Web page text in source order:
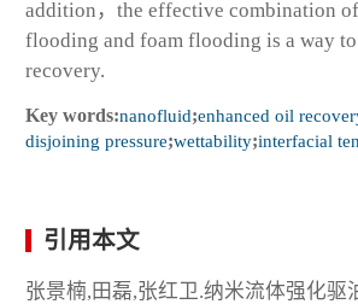
addition，the effective combination
flooding and foam flooding is a way
recovery.
Key words:nanofluid;enhanced oil
disjoining pressure;wettability;interfacial
引用本文
张景楠,田磊,张红卫.纳米流体强化驱